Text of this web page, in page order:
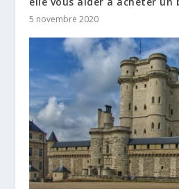
5 novembre 2020